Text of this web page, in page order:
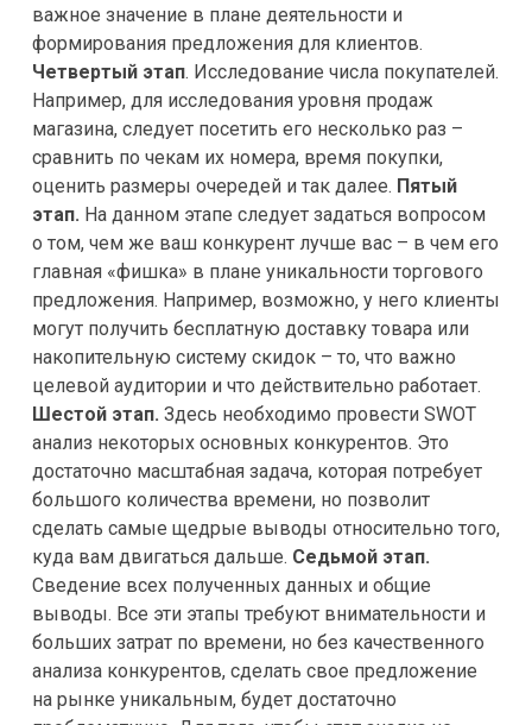
важное значение в плане деятельности и
формирования предложения для клиентов.
Четвертый этап. Исследование числа покупателей.
Например, для исследования уровня продаж
магазина, следует посетить его несколько раз –
сравнить по чекам их номера, время покупки,
оценить размеры очередей и так далее. Пятый
этап. На данном этапе следует задаться вопросом
о том, чем же ваш конкурент лучше вас – в чем его
главная «фишка» в плане уникальности торгового
предложения. Например, возможно, у него клиенты
могут получить бесплатную доставку товара или
накопительную систему скидок – то, что важно
целевой аудитории и что действительно работает.
Шестой этап. Здесь необходимо провести SWOT
анализ некоторых основных конкурентов. Это
достаточно масштабная задача, которая потребует
большого количества времени, но позволит
сделать самые щедрые выводы относительно того,
куда вам двигаться дальше. Седьмой этап.
Сведение всех полученных данных и общие
выводы. Все эти этапы требуют внимательности и
больших затрат по времени, но без качественного
анализа конкурентов, сделать свое предложение
на рынке уникальным, будет достаточно